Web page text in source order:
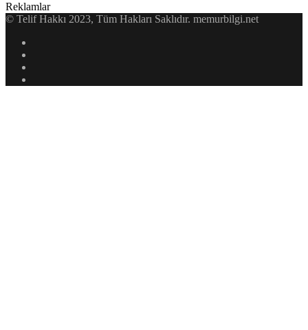
Reklamlar
© Telif Hakkı 2023, Tüm Hakları Saklıdır. memurbilgi.net